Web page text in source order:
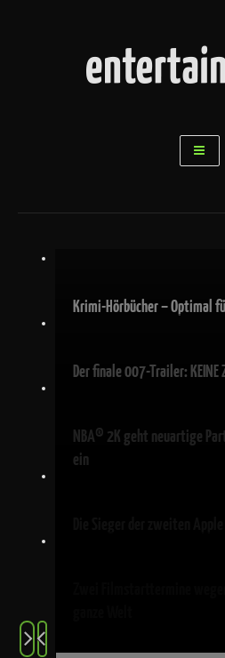
Krimi-Hörbücher – Optimal
Der finale 007-Trailer: KEINE
NBA® 2K geht neuartige
ein